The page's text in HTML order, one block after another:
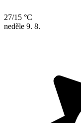
27/15 °C
neděle 9. 8.